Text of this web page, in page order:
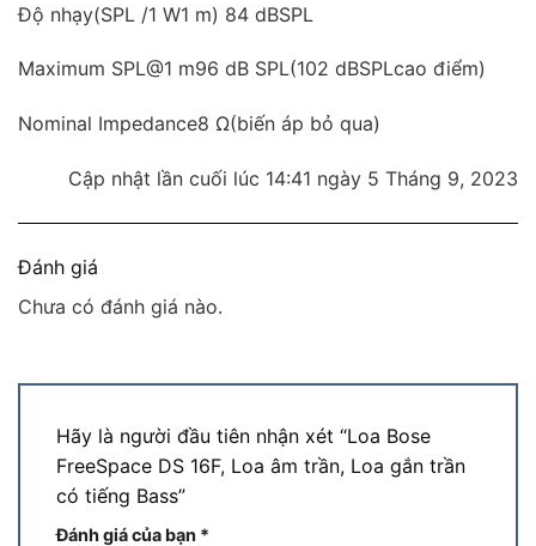
Độ nhạy(SPL /1 W1 m) 84 dBSPL
Maximum SPL@1 m96 dB SPL(102 dBSPLcao điểm)
Nominal Impedance8 Ω(biến áp bỏ qua)
Cập nhật lần cuối lúc 14:41 ngày 5 Tháng 9, 2023
Đánh giá
Chưa có đánh giá nào.
Hãy là người đầu tiên nhận xét “Loa Bose
FreeSpace DS 16F, Loa âm trần, Loa gắn trần
có tiếng Bass”
Đánh giá của bạn *